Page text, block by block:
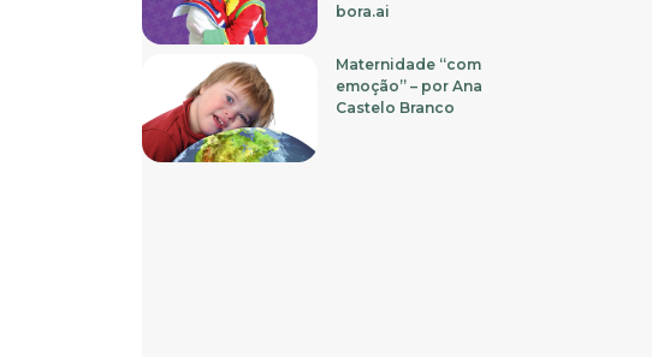
bora.ai
Maternidade “com
emoção” – por Ana
Castelo Branco